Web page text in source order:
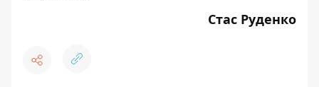
Стас Руденко